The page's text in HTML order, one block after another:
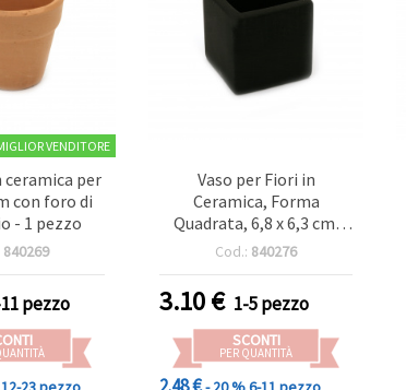
VENDITORE
ceramica per
con foro di
- 1 pezzo
840269
pezzo
Vaso per Fiori in
Ceramica, Forma
Quadrata, 6,8 x 6,3 cm,
Nero – 1 pz
Cod.: 840276
3.10€ 1-5 pezzo
SCONTI
PER QUANTITÀ
2.48 €